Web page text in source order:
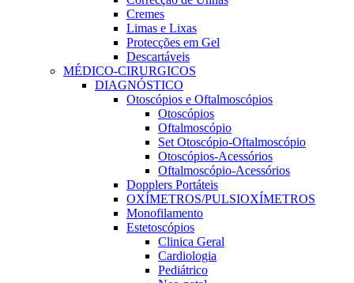
Cremes
Limas e Lixas
Protecções em Gel
Descartáveis
MÉDICO-CIRURGICOS
DIAGNÓSTICO
Otoscópios e Oftalmoscópios
Otoscópios
Oftalmoscópio
Set Otoscópio-Oftalmoscópio
Otoscópios-Acessórios
Oftalmoscópio-Acessórios
Dopplers Portáteis
OXÍMETROS/PULSIOXÍMETROS
Monofilamento
Estetoscópios
Clinica Geral
Cardiologia
Pediátrico